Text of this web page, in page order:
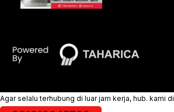
Agar selalu terhubung di luar jam kerja, hub. kami di